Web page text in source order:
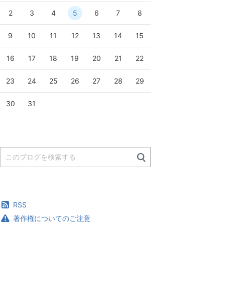
2 3 4 5 6 7 8
9 10 11 12 13 14 15
16 17 18 19 20 21 22
23 24 25 26 27 28 29
30 31
RSS
著作権についてのご注意